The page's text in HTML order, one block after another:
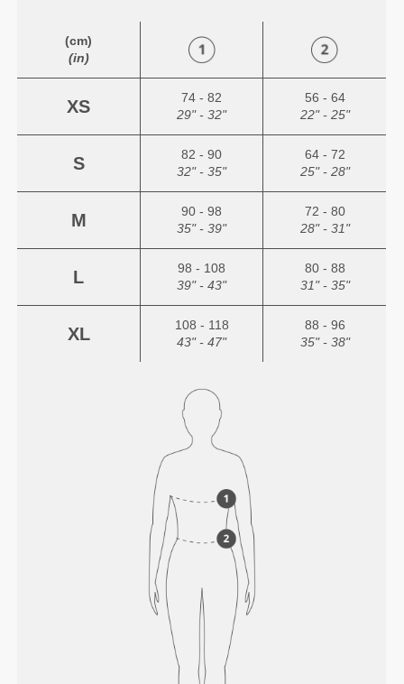
(cm)
(in)
XS
74 - 82
29" - 32"
56 - 64
22" - 25"
S
82 - 90
32" - 35"
64 - 72
25" - 28"
M
90 - 98
35" - 39"
72 - 80
28" - 31"
L
98 - 108
39" - 43"
80 - 88
31" - 35"
XL
108 - 118
43" - 47"
88 - 96
35" - 38"